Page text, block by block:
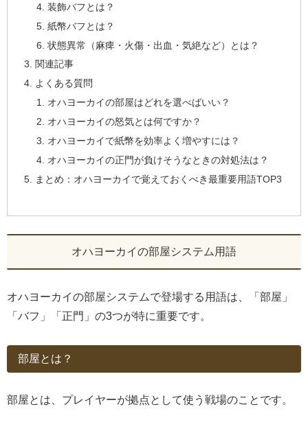
装飾バフとは？
紙幣バフとは？
状態異常（麻痺・火傷・出血・気絶など）とは？
関連記事
よくある質問
オハヨーカイの部屋はどれを選べばいい？
オハヨーカイの怒気とは何ですか？
オハヨーカイで紙幣を効率よく増やすには？
オハヨーカイの正門が負けそうなときの対処法は？
まとめ：オハヨーカイで覚えておくべき最重要用語TOP3
オハヨーカイの部屋システム用語
オハヨーカイの部屋システムで登場する用語は、「部屋」
「バフ」「正門」の3つが特に重要です。
部屋とは？
部屋とは、プレイヤーが拠点として使う戦場のことです。